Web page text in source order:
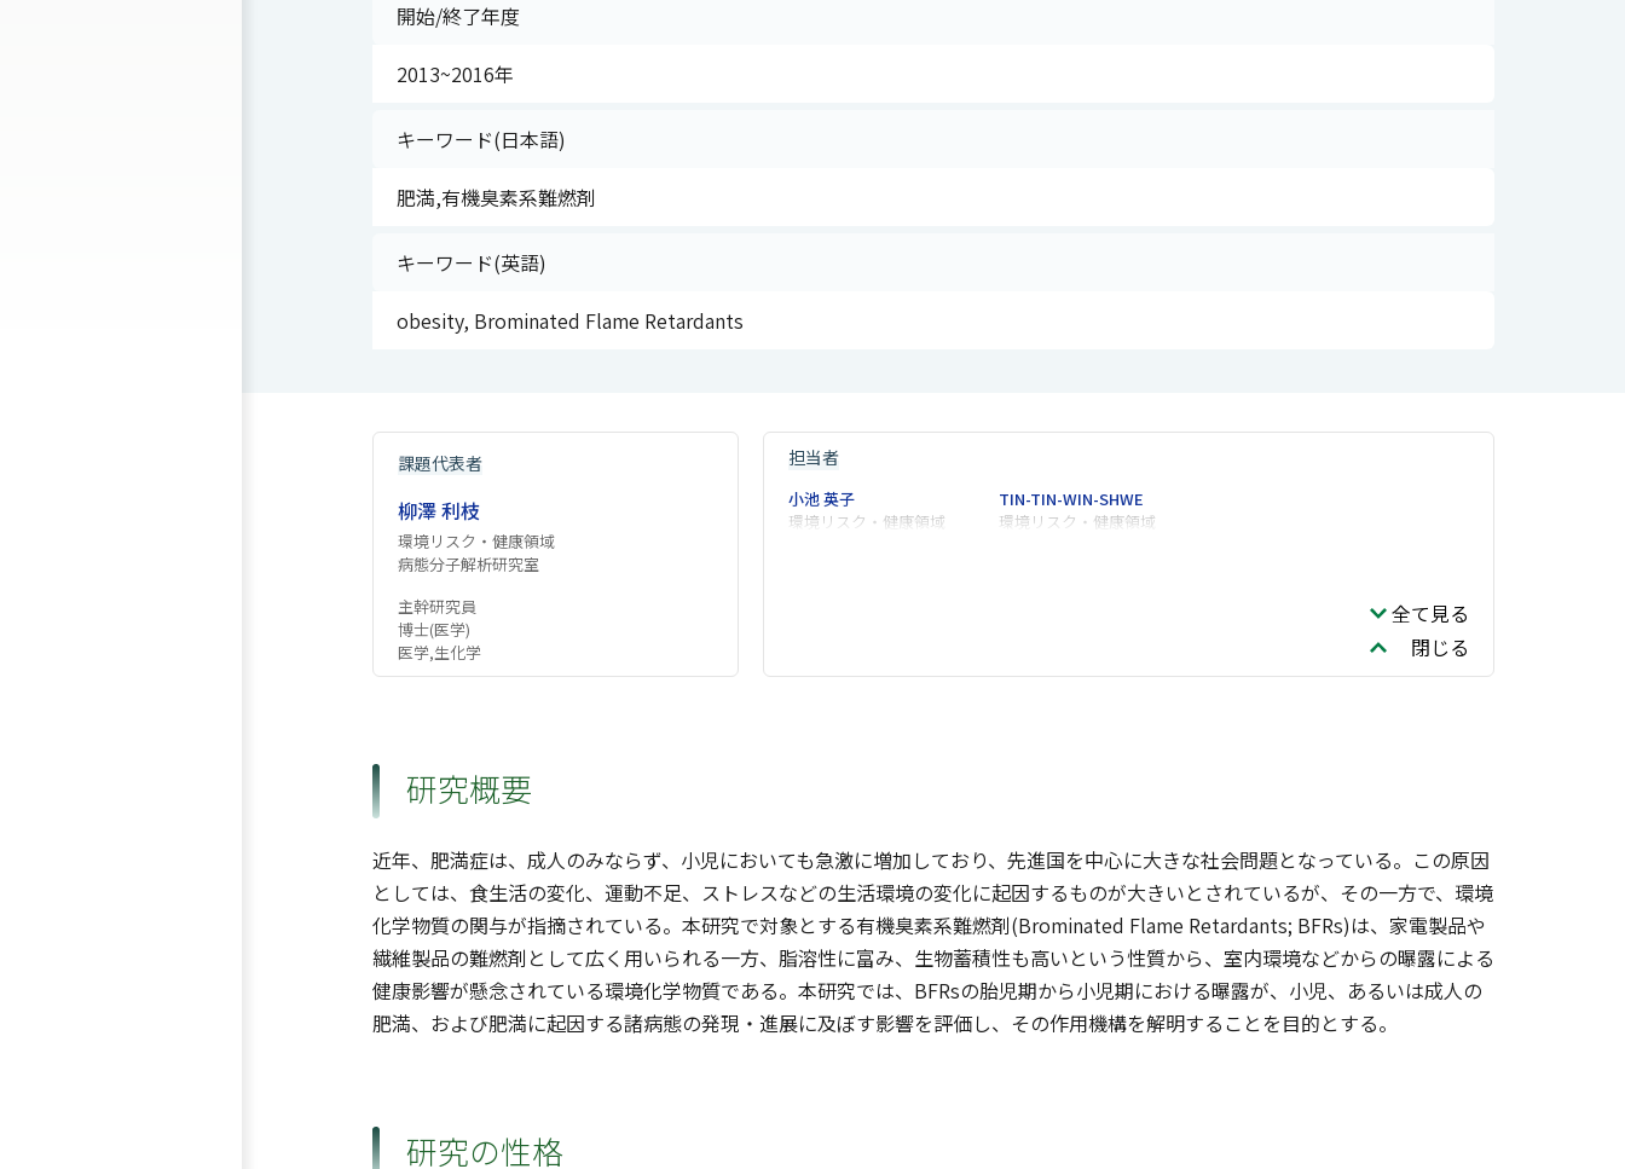
開始/終了年度
2013~2016年
キーワード(日本語)
肥満,有機臭素系難燃剤
キーワード(英語)
obesity, Brominated Flame Retardants
課題代表者
柳澤 利枝
環境リスク・健康領域
病態分子解析研究室
主幹研究員
博士(医学)
医学,生化学
担当者
小池 英子
環境リスク・健康領域
TIN-TIN-WIN-SHWE
環境リスク・健康領域
全て見る
閉じる
研究概要
近年、肥満症は、成人のみならず、小児においても急激に増加しており、先進国を中心に大きな社会問題となっている。この原因
としては、食生活の変化、運動不足、ストレスなどの生活環境の変化に起因するものが大きいとされているが、その一方で、環境
化学物質の関与が指摘されている。本研究で対象とする有機臭素系難燃剤(Brominated Flame Retardants; BFRs)は、家電製品や
繊維製品の難燃剤として広く用いられる一方、脂溶性に富み、生物蓄積性も高いという性質から、室内環境などからの曝露による
健康影響が懸念されている環境化学物質である。本研究では、BFRsの胎児期から小児期における曝露が、小児、あるいは成人の
肥満、および肥満に起因する諸病態の発現・進展に及ぼす影響を評価し、その作用機構を解明することを目的とする。
研究の性格